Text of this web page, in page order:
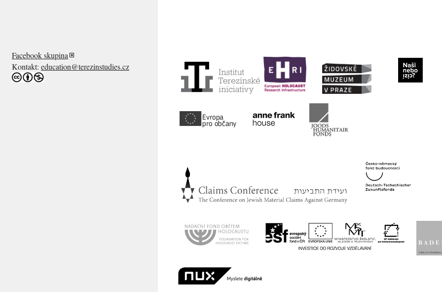
Facebook skupina
Kontakt: education@terezinstudies.cz